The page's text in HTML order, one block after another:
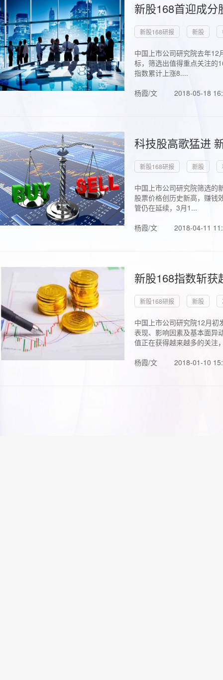
新股168首迎成
新股168研报 新股
中国上市公司研究院去年
标，筛选出值得重点关注的
指数累计上涨8....
杨霞/文
2018-05-18
科技股高歌猛进
新股168研报 新股
中国上市公司研究院筛选的
股票价格创历史新高，赚钱
管仍在延续，3月1...
杨霞/文
2018-04-11
新股168指数斩
新股168研报 新股
中国上市公司研究院12月初
表现、影响因素及基本面异
值正在获得越来越多的关注
杨霞/文
2018-01-10